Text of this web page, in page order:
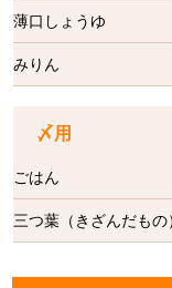
薄口しょうゆ
みりん
〆用
ごはん
三つ葉（きざんだもの